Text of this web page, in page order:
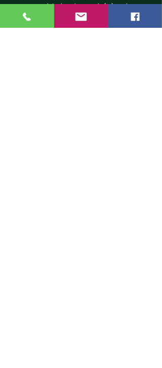
Sophie|Sainte-Thérèse|
Terrebonne
Val-David Val-Morin